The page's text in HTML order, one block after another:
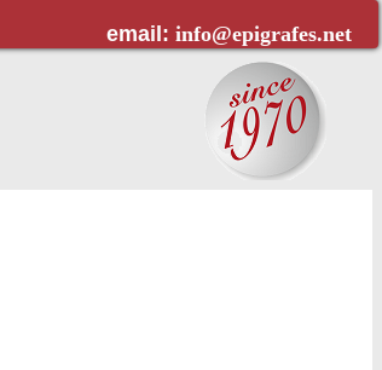
email: info@epigrafes.net